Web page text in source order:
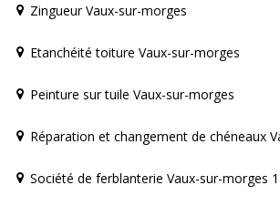
Zingueur Vaux-sur-morges
Etanchéité toiture Vaux-sur-morges
Peinture sur tuile Vaux-sur-morges
Réparation et changement de chéneaux
Société de ferblanterie Vaux-sur-morges